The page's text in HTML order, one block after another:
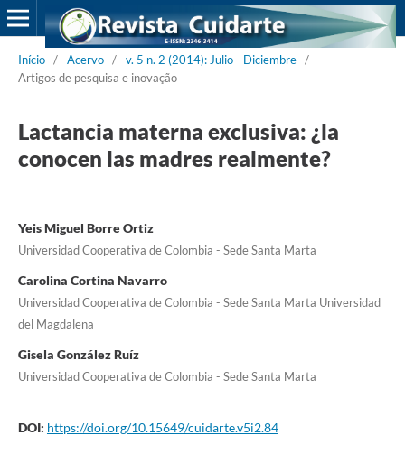
Início / Acervo / v. 5 n. 2 (2014): Julio - Diciembre /
Artigos de pesquisa e inovação
Lactancia materna exclusiva: ¿la
conocen las madres realmente?
Yeis Miguel Borre Ortiz
Universidad Cooperativa de Colombia - Sede Santa Marta
Carolina Cortina Navarro
Universidad Cooperativa de Colombia - Sede Santa Marta Universidad
del Magdalena
Gisela González Ruíz
Universidad Cooperativa de Colombia - Sede Santa Marta
DOI: https://doi.org/10.15649/cuidarte.v5i2.84